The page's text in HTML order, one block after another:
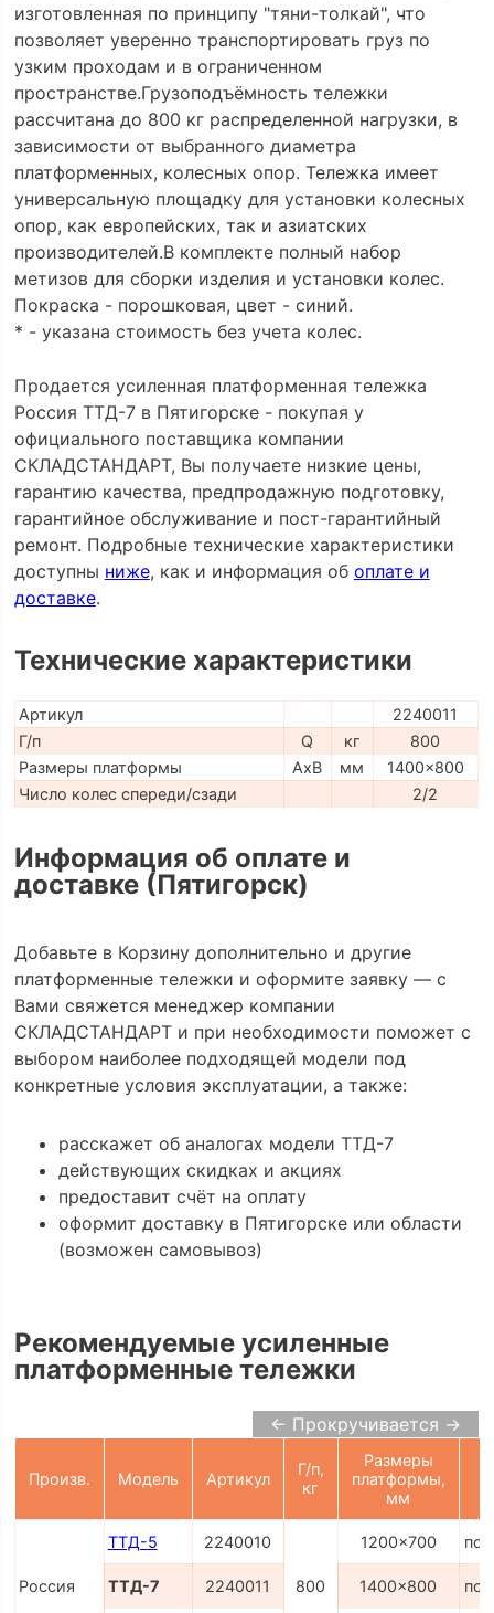
изготовленная по принципу "тяни-толкай", что
позволяет уверенно транспортировать груз по
узким проходам и в ограниченном
пространстве.Грузоподъёмность тележки
рассчитана до 800 кг распределенной нагрузки, в
зависимости от выбранного диаметра
платформенных, колесных опор. Тележка имеет
универсальную площадку для установки колесных
опор, как европейских, так и азиатских
производителей.В комплекте полный набор
метизов для сборки изделия и установки колес.
Покраска - порошковая, цвет - синий.
* - указана стоимость без учета колес.
Продается усиленная платформенная тележка
Россия ТТД-7 в Пятигорске - покупая у
официального поставщика компании
СКЛАДСТАНДАРТ, Вы получаете низкие цены,
гарантию качества, предпродажную подготовку,
гарантийное обслуживание и пост-гарантийный
ремонт. Подробные технические характеристики
доступны ниже, как и информация об оплате и
доставке.
Технические характеристики
Артикул
2240011
Г/п
Q кг
800
Размеры платформы
AxB мм
1400x800
Число колес спереди/сзади
2/2
Информация об оплате и
доставке (Пятигорск)
Добавьте в Корзину дополнительно и другие
платформенные тележки и оформите заявку — с
Вами свяжется менеджер компании
СКЛАДСТАНДАРТ и при необходимости поможет с
выбором наиболее подходящей модели под
конкретные условия эксплуатации, а также:
расскажет об аналогах модели ТТД-7
действующих скидках и акциях
предоставит счёт на оплату
оформит доставку в Пятигорске или области
(возможен самовывоз)
Рекомендуемые усиленные
платформенные тележки
← Прокручивается →
Произв. Модель Артикул
Г/п,
кг
Размеры
платформы,
мм
Россия
ТТД-5 2240010
800
1200x700 по
ТТД-7 2240011 1400x800 по